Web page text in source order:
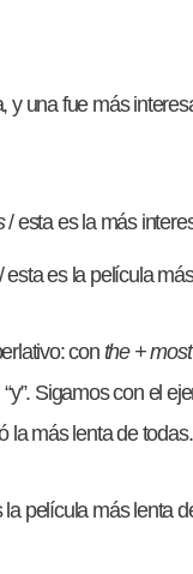
y una fue más
/ esta es la más
/ esta es la película
con the + most
Sigamos con el
la más lenta de
película más lenta